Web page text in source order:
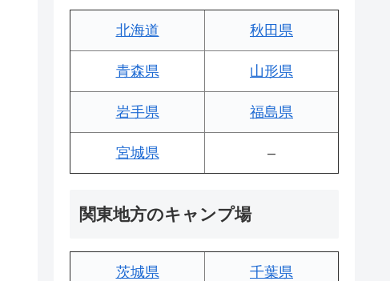
北海道 秋田県
青森県 山形県
岩手県 福島県
宮城県 –
関東地方のキャンプ場
茨城県 千葉県